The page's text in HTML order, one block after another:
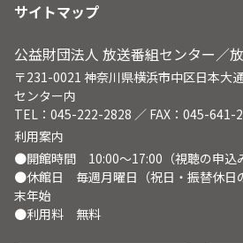
サイトマップ
公益財団法人 放送番組センター／
〒231-0021 神奈川県横浜市中区日本大
センター内
TEL：045-222-2828 ／ FAX：045-641-
利用案内
●開館時間 10:00～17:00（視聴の申込
●休館日 毎週月曜日（祝日・振替休日
末年始
●利用料 無料